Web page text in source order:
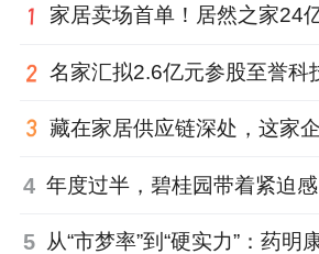
4 年度过半，碧桂园带着紧迫感
5